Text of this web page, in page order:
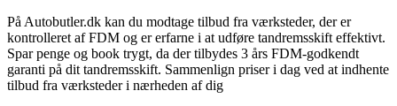
På Autobutler.dk kan du modtage tilbud fra værksteder, der er
kontrolleret af FDM og er erfarne i at udføre tandremsskift effektivt.
Spar penge og book trygt, da der tilbydes 3 års FDM-godkendt
garanti på dit tandremsskift. Sammenlign priser i dag ved at indhente
tilbud fra værksteder i nærheden af dig